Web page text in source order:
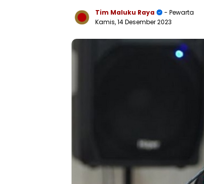
Tim Maluku Raya
- Pewarta
Kamis, 14 Desember 2023